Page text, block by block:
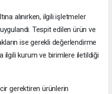
alınırken, ilgili işletmeler
Tespit edilen ürün ve
ise gerekli değerlendirme
ilgili kurum ve birimlere iletildiği
gerektiren ürünlerin